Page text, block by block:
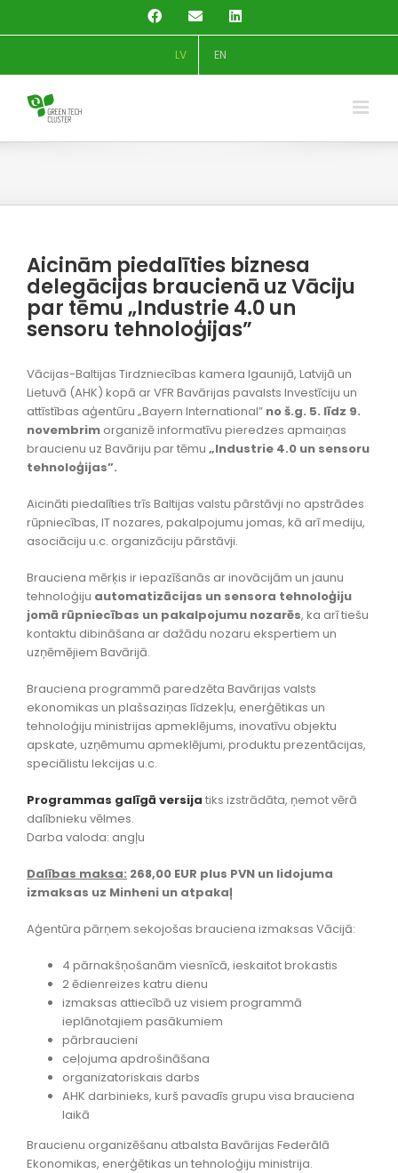
FacebookEmail LinkedIn
LV EN
Aicinām piedalīties biznesa
delegācijas braucienā uz Vāciju
par tēmu „Industrie 4.0 un
sensoru tehnoloģijas”
Vācijas-Baltijas Tirdzniecības kamera Igaunijā, Latvijā un
Lietuvā (AHK) kopā ar VFR Bavārijas pavalsts Investīciju un
attīstības aģentūru „Bayern International” no š.g. 5. līdz 9.
novembrim organizē informatīvu pieredzes apmaiņas
braucienu uz Bavāriju par tēmu „Industrie 4.0 un sensoru
tehnoloģijas”.
Aicināti piedalīties trīs Baltijas valstu pārstāvji no apstrādes
rūpniecības, IT nozares, pakalpojumu jomas, kā arī mediju,
asociāciju u.c. organizāciju pārstāvji.
Brauciena mērķis ir iepazīšanās ar inovācijām un jaunu
tehnoloģiju automatizācijas un sensora tehnoloģiju
jomā rūpniecības un pakalpojumu nozarēs, ka arī tiešu
kontaktu dibināšana ar dažādu nozaru ekspertiem un
uzņēmējiem Bavārijā.
Brauciena programmā paredzēta Bavārijas valsts
ekonomikas un plašsaziņas līdzekļu, enerģētikas un
tehnoloģiju ministrijas apmeklējums, inovatīvu objektu
apskate, uzņēmumu apmeklējumi, produktu prezentācijas,
speciālistu lekcijas u.c.
Programmas galīgā versija tiks izstrādāta, ņemot vērā
dalībnieku vēlmes.
Darba valoda: angļu
Dalības maksa: 268,00 EUR plus PVN un lidojuma
izmaksas uz Minheni un atpakaļ
Aģentūra pārņem sekojošas brauciena izmaksas Vācijā:
4 pārnakšņošanām viesnīcā, ieskaitot brokastis
2 ēdienreizes katru dienu
izmaksas attiecībā uz visiem programmā
ieplānotajiem pasākumiem
pārbraucieni
ceļojuma apdrošināšana
organizatoriskais darbs
AHK darbinieks, kurš pavadīs grupu visa brauciena
laikā
Braucienu organizēšanu atbalsta Bavārijas Federālā
Ekonomikas, enerģētikas un tehnoloģiju ministrija.